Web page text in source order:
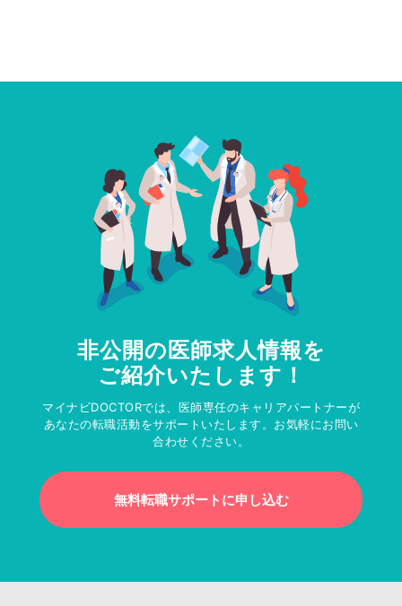
非公開の医師求人情報を
ご紹介いたします！
マイナビDOCTORでは、医師専任のキャリアパートナーが
あなたの転職活動をサポートいたします。お気軽にお問い
合わせください。
無料転職サポートに申し込む